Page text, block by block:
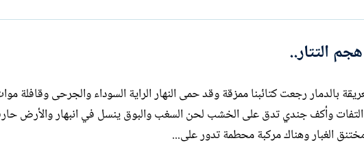
التتار..
بالدمار رجعت كتائبنا ممزقة وقد حمى النهار الراية السوداء والجرحى وقافلة
التفات وأكف جندي تدق على الخشب لحن السغب والبوق ينسل في انبهار والأرض
الغبار وهناك مركبة محطمة تدور على...